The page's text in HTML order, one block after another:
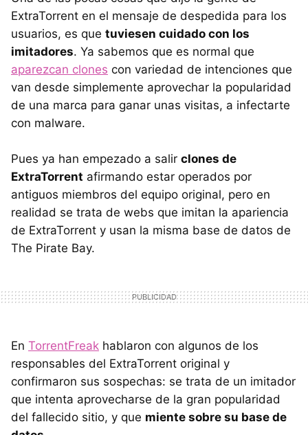
ExtraTorrent en el mensaje de despedida para los
usuarios, es que tuviesen cuidado con los
imitadores. Ya sabemos que es normal que
aparezcan clones con variedad de intenciones que
van desde simplemente aprovechar la popularidad
de una marca para ganar unas visitas, a infectarte
con malware.
Pues ya han empezado a salir clones de
ExtraTorrent afirmando estar operados por
antiguos miembros del equipo original, pero en
realidad se trata de webs que imitan la apariencia
de ExtraTorrent y usan la misma base de datos de
The Pirate Bay.
En TorrentFreak hablaron con algunos de los
responsables del ExtraTorrent original y
confirmaron sus sospechas: se trata de un imitador
que intenta aprovecharse de la gran popularidad
del fallecido sitio, y que miente sobre su base de